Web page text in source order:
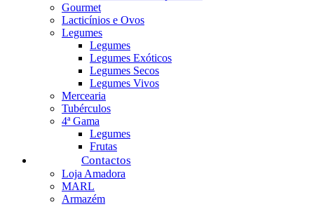
Gourmet
Lacticínios e Ovos
Legumes
Legumes
Legumes Exóticos
Legumes Secos
Legumes Vivos
Mercearia
Tubérculos
4ª Gama
Legumes
Frutas
Contactos
Loja Amadora
MARL
Armazém